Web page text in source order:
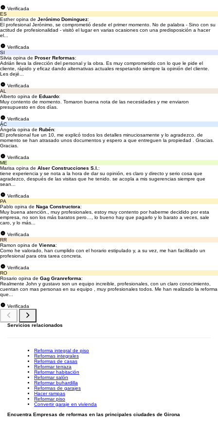
Verificada
ES
Esther opina de Jerónimo Dominguez:
El profesional Jerónimo, se comprometió desde el primer momento. No de palabra - Sino con su
actitud de profesionalidad - visitó el lugar en varias ocasiones con una predisposición a hacer
el...
Verificada
SI
Silvia opina de Proser Reformas:
Adrián lleva la dirección del personal y la obra. Es muy comprometido con lo que le pide el
cliente, rápido y eficaz dando alternativas actuales respetando siempre la opinión del cliente.
Les dejé...
Verificada
AL
Alberto opina de Eduardo:
Muy contento de momento. Tomaron buena nota de las necesidades y me enviaron
presupuesto en dos días.
Verificada
ÁC
Ángela opina de Rubén:
El profesional fue un 10, me explicó todos los detalles minuciosamente y lo agradezco, de
momento se han atrasado unos documentos y espero a que entreguen la propiedad . Gracias.
Gracias.
Verificada
ME
Marisa opina de Alser Construcciones S.l. :
tiene experiencia y se nota a la hora de dar su opinión, es claro y directo y serio cosa que
agradezco, después de las visitas que he tenido. se acopla a mis sugerencias siempre que
sean...
Verificada
PA
Pablo opina de Naga Constructora:
Muy buena atención., muy profesionales, estoy muy contento por haberme decidido por esta
empresa, no son los más baratos pero…, lo bueno hay que pagarlo y lo barato a veces, sale
caro, y lo más...
Verificada
RR
Ramon opina de Vienna:
Como he valorado, han cumplido con el horario estipulado y, a su vez, me han facilitado un
profesional para otra tarea concreta.
Verificada
RO
Rosario opina de Gag Granreforma:
Realmente John y gustavo son un equipo increible, profesionales, con un claro conocimiento,
cuentan con mas personas en su equipo , muy profesionales todos. Me han realizado la reforma
que...
Verificada
Servicios relacionados
Reforma integral de piso
Reformas integrales
Reformas de casas
Reformar terraza
Reformar habitación
Reformar salón
Reformar buhardilla
Reformas de garajes
Hacer rampas
Reformar piso
Convertir garaje en vivienda
Encuentra Empresas de reformas en las principales ciudades de Girona